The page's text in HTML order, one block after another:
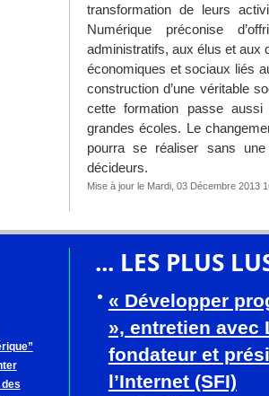
transformation de leurs
Numérique préconise
administratifs, aux élus et aux
économiques et sociaux liés
construction d’une véritable
cette formation passe
grandes écoles. Le
pourra se réaliser sans
décideurs.
Mise à jour le Mardi, 03 Décembre 2013
des
... LES PLUS
« Développer
», entretien avec
fondateur et
l’Internet (SFI)